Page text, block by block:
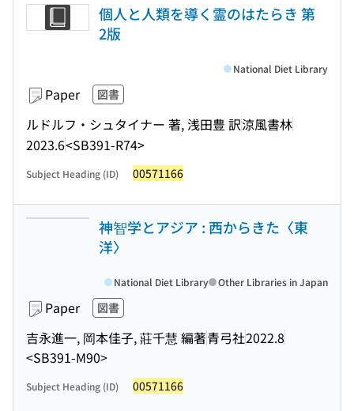
個人と人類を導く霊のはたらき 第
2版
Paper 図書
ルドルフ・シュタイナー 著, 浅田豊 訳涼風書林
2023.6<SB391-R74>
National Diet Library
Subject Heading (ID) 00571166
神智学とアジア : 西からきた〈東
洋〉
Paper 図書
吉永進一, 岡本佳子, 莊千慧 編著青弓社2022.8
<SB391-M90>
National Diet Library Other Libraries in Japan
Subject Heading (ID) 00571166